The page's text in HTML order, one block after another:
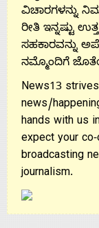
ವಿಚಾರಗಳನ್ನು
ರೀತಿ ಇನ್ನಷ್ಟು
ಸಹಕಾರವನ್ನು
ನಮ್ಮೊಂದಿಗೆ
News13
news/
hands with us
expect your
broadcasting
journalism.